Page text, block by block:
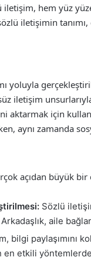
iletişim, hem yüz
iletişimin
yoluyla
iletişim
aktarmak için
aynı zamanda
açıdan büyük
Sözlü
aile
bilgi paylaşımını
en etkili